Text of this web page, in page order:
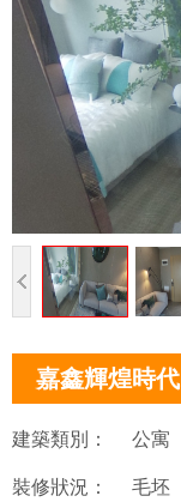
嘉鑫輝煌時代
建築類別： 公寓
裝修狀況： 毛坯